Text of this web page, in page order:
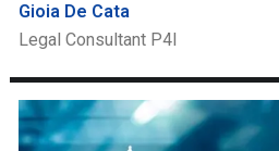
Gioia De Cata
Legal Consultant P4I